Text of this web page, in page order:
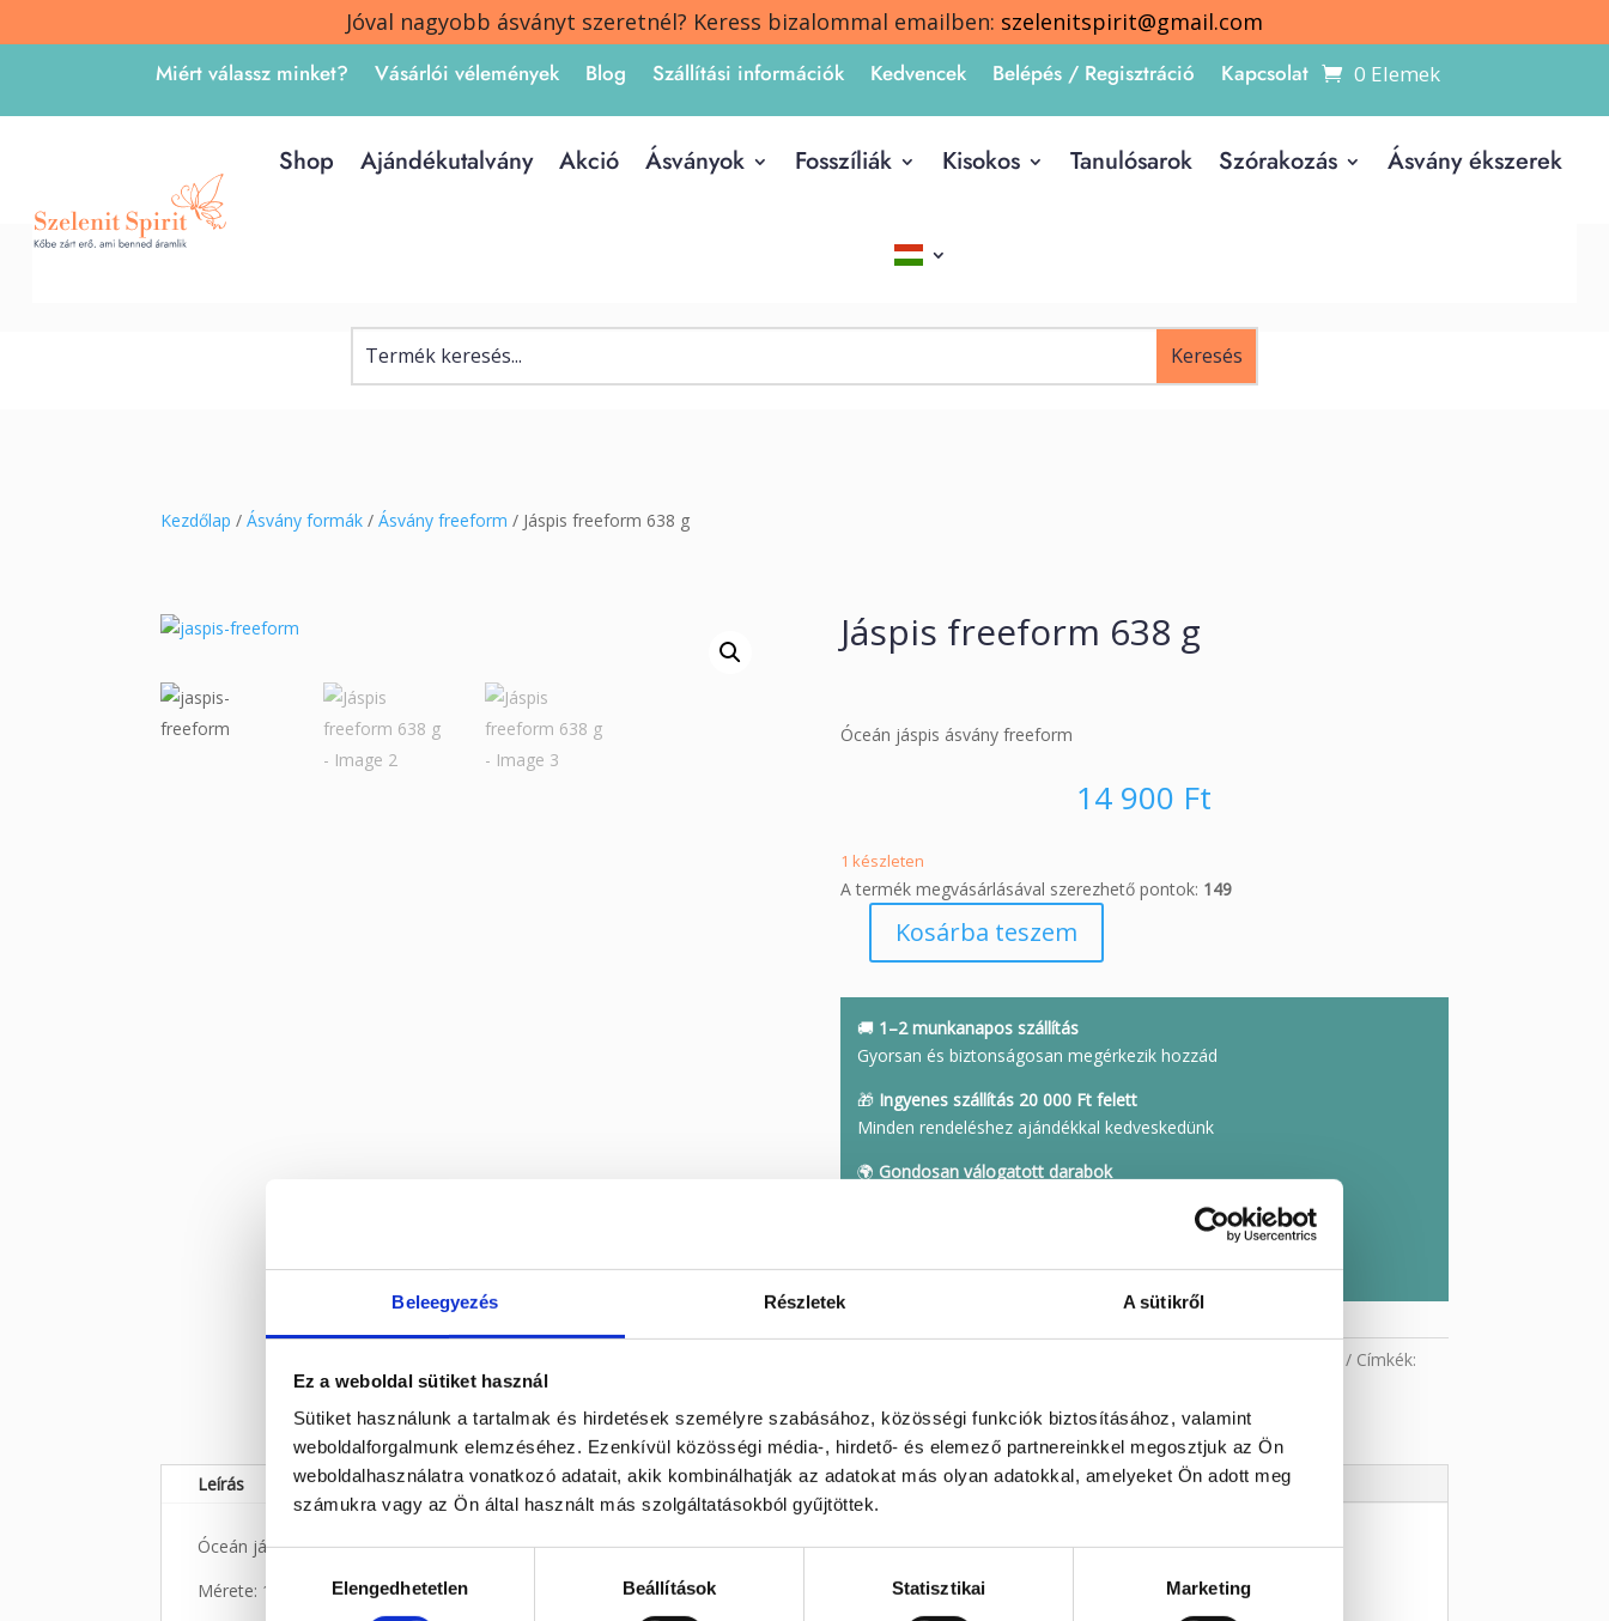
Beleegyezés Részletek A sütikről
Ez a weboldal sütiket használ
Sütiket használunk a tartalmak és hirdetések személyre szabásához, közösségi funkciók biztosításához, valamint
weboldalforgalmunk elemzéséhez. Ezenkívül közösségi média-, hirdető- és elemező partnereinkkel megosztjuk az Ön
weboldalhasználatra vonatkozó adatait, akik kombinálhatják az adatokat más olyan adatokkal, amelyeket Ön adott meg
számukra vagy az Ön által használt más szolgáltatásokból gyűjtöttek.
Hozzájárulás
kiválasztásaElengedhetetlen Beállítások Statisztikai Marketing
Jóval nagyobb ásványt szeretnél? Keress bizalommal emailben: szelenitspirit@gmail.com
Miért válassz minket?
Vásárlói vélemények Blog Szállítási információk Kedvencek Belépés / Regisztráció Kapcsolat 0 Elemek
Shop Ajándékutalvány Akció Ásványok Fosszíliák Kisokos Tanulósarok Szórakozás Ásvány ékszerek
Kezdőlap /Ásvány formák /Ásvány freeform / Jáspis freeform 638 g
Jáspis freeform 638 g
Óceán jáspis ásvány freeform
14 900 Ft
1 készleten
A termék megvásárlásával szerezhető pontok: 149
638
mennyiség
Kosárba teszem
🚚 1–2 munkanapos szállítás
Gyorsan és biztonságosan megérkezik hozzád
🎁 Ingyenes szállítás 20 000 Ft felett
Minden rendeléshez ajándékkal kedveskedünk
🌍 Gondosan válogatott darabok
Ha nem érzed a tiédnek, visszaküldheted és küldjük az árát
Címkék:
Leírás
Óceán jáspis ásvány freeform Madagaskárról.
Mérete: 10,5 x 7 cm